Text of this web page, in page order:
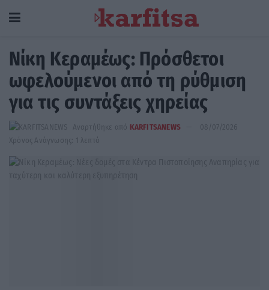
Νίκη Κεραμέως: Πρόσθετοι
ωφελούμενοι από τη ρύθμιση
για τις συντάξεις χηρείας
Αναρτήθηκε από KARFITSANEWS
08/07/2026
Χρόνος Ανάγνωσης: 1 λεπτό